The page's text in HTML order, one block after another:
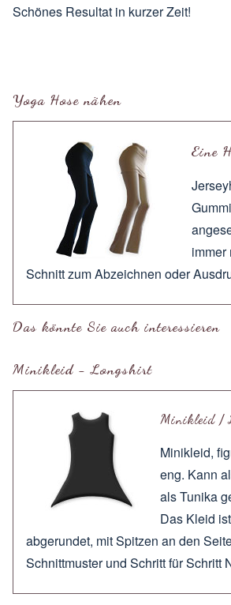
Schönes Resultat in kurzer Zeit!
Yoga Hose nähen
Eine
immer
Schnitt zumAbzeichnen oder
Das könnte Sie auch interessieren
Minikleid - Longshirt
Minikleid /
Minikleid,
eng. Kann
als Tunika
Das Kleid
abgerundet, mit Spitzen an den
Schnittmuster und Schritt für Schritt